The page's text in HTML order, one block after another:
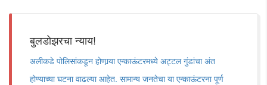
बुलडोझरचा न्याय!
अलीकडे पोलिसांकडून होणार्‍या एन्काऊंटरमध्ये अट्टल गुंडांचा अंत
होण्याच्या घटना वाढल्या आहेत. सामान्य जनतेचा या एन्काऊंटरना पूर्ण